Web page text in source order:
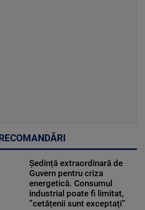
RECOMANDĂRI
Ședință extraordinară de
Guvern pentru criza
energetică. Consumul
industrial poate fi limitat,
”cetățenii sunt exceptați”